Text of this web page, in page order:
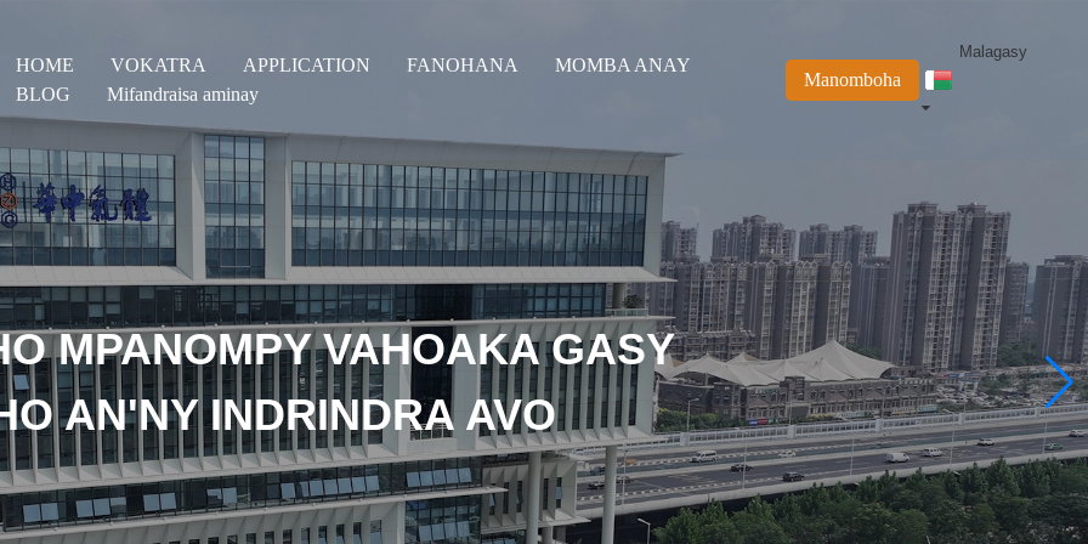
HOME VOKATRA APPLICATION FANOHANA
MOMBA ANAY
BLOG
Mifandraisa aminay
Manomboha
Malagasy
MPANOMPY VAHOAKA GASY
AN'NY INDRINDRA AVO